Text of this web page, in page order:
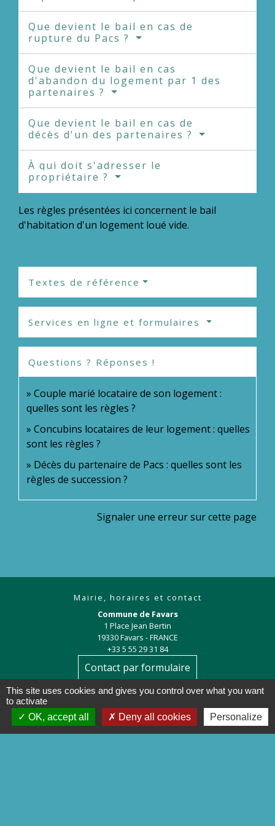
Que devient le bail en cas de
rupture du Pacs ?
Que devient le bail en cas
d'abandon du logement par 1 des
partenaires ?
Que devient le bail en cas de
décès d'un des partenaires ?
À qui doit s'adresser le
propriétaire ?
Les règles présentées ici concernent le bail
d'habitation d'un logement loué vide.
Textes de référence
Services en ligne et formulaires
Questions ? Réponses !
Couple marié locataire de son logement :
quelles sont les règles ?
Concubins locataires de leur logement : quelles
sont les règles ?
Décès du partenaire de Pacs : quelles sont les
règles de succession ?
Signaler une erreur sur cette page
Mairie, horaires et contact
Commune de Favars
1 Place Jean Bertin
19330 Favars - FRANCE
+33 5 55 29 31 84
Contact par formulaire
This site uses cookies and gives you control over what you want
to activate
OK, accept all
Deny all cookies Personalize